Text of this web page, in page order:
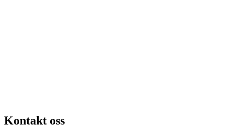
Kontakt oss